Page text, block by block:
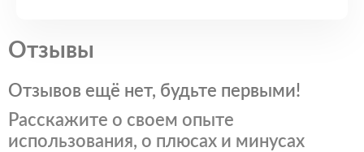
Отзывы
Отзывов ещё нет, будьте первыми!
Расскажите о своем опыте
использования, о плюсах и минусах